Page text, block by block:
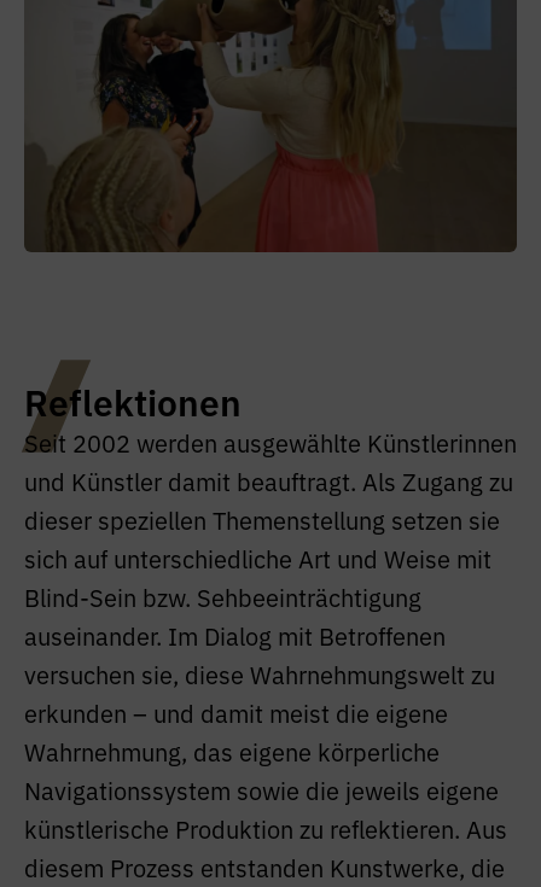
Reflektionen
Seit 2002 werden ausgewählte Künstlerinnen
und Künstler damit beauftragt. Als Zugang zu
dieser speziellen Themenstellung setzen sie
sich auf unterschiedliche Art und Weise mit
Blind-Sein bzw. Sehbeeinträchtigung
auseinander. Im Dialog mit Betroffenen
versuchen sie, diese Wahrnehmungswelt zu
erkunden – und damit meist die eigene
Wahrnehmung, das eigene körperliche
Navigationssystem sowie die jeweils eigene
künstlerische Produktion zu reflektieren. Aus
diesem Prozess entstanden Kunstwerke, die